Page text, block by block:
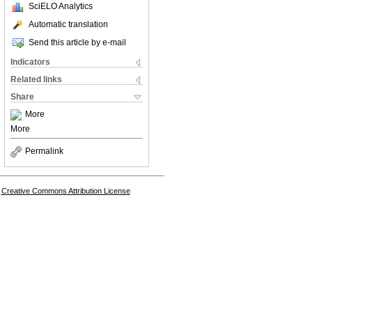
SciELO Analytics
Automatic translation
Send this article by e-mail
Indicators
Related links
Share
More
More
Permalink
Creative Commons Attribution License